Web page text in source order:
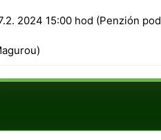
2024
2024 15:00 hod (Penzión pod